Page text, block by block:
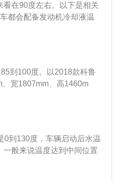
在90度左右。以下是相关
都会配备发动机冷却液温
防冻液温度过高则会出现
味着车辆本身的温度不
称的开锅，会对汽车造成
障引起，主要包含漏液、
一般是将车辆产生的热量
循环会出现问题，直接导
到100度。以2018款科鲁
宽1807mm、高1460m
。2018款科鲁兹前悬
矩是146nm，与其匹配的
0到130度，车辆启动后水温
般来说温度达到中间位置
仪表显示并不一样。实际